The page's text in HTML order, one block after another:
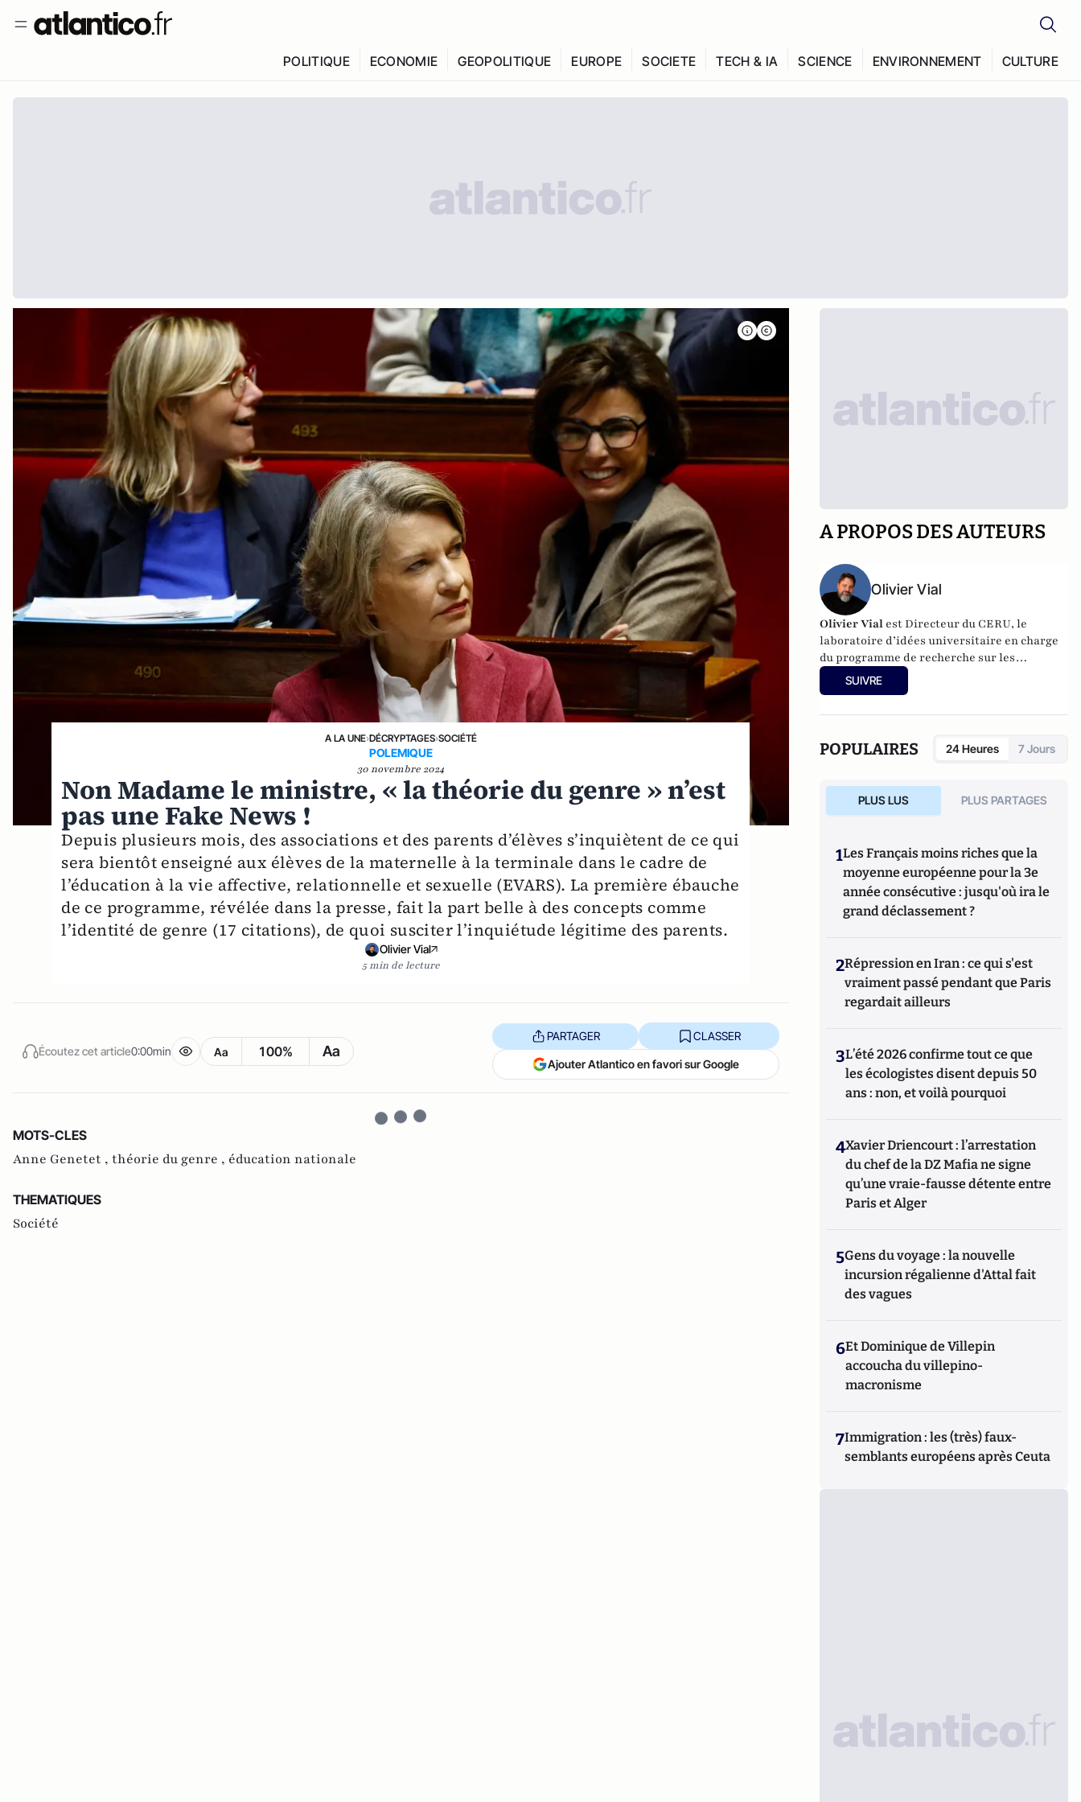
POLITIQUE ECONOMIE GEOPOLITIQUE EUROPE SOCIETE TECH & IA SCIENCE ENVIRONNEMENT CULTURE
A LA UNE›DÉCRYPTAGES›SOCIÉTÉ
POLEMIQUE
30 novembre 2024
Non Madame le ministre, « la théorie du genre » n’est
pas une Fake News !
Depuis plusieurs mois, des associations et des parents d’élèves s’inquiètent de ce qui
sera bientôt enseigné aux élèves de la maternelle à la terminale dans le cadre de
l’éducation à la vie affective, relationnelle et sexuelle (EVARS). La première ébauche
de ce programme, révélée dans la presse, fait la part belle à des concepts comme
l’identité de genre (17 citations), de quoi susciter l’inquiétude légitime des parents.
Olivier Vial
5 min de lecture
Écoutez cet article0:00min Aa 100% Aa
PARTAGER CLASSER
Ajouter Atlantico en favori sur Google
MOTS-CLES
Anne Genetet , théorie du genre , éducation nationale
THEMATIQUES
Société
A PROPOS DES AUTEURS
Olivier Vial
Olivier Vial est Directeur du CERU, le
laboratoire d’idées universitaire en charge
du programme de recherche sur les
radicalités. Il édite chaque semaine la
Lettre des radicalités
SUIVRE
POPULAIRES 24 Heures 7 Jours
PLUS LUS PLUS PARTAGES
1Les Français moins riches que la
moyenne européenne pour la 3e
année consécutive : jusqu'où ira le
grand déclassement ?
2Répression en Iran : ce qui s'est
vraiment passé pendant que Paris
regardait ailleurs
3L’été 2026 confirme tout ce que
les écologistes disent depuis 50
ans : non, et voilà pourquoi
4Xavier Driencourt : l’arrestation
du chef de la DZ Mafia ne signe
qu’une vraie-fausse détente entre
Paris et Alger
5Gens du voyage : la nouvelle
incursion régalienne d'Attal fait
des vagues
6Et Dominique de Villepin
accoucha du villepino-
macronisme
7Immigration : les (très) faux-
semblants européens après Ceuta